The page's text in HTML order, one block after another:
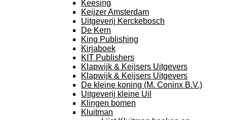
Keesing
Keijzer Amsterdam
Uitgeverij Kerckebosch
De Kern
King Publishing
Kirjaboek
KIT Publishers
Klapwijk & Keijsers Uitgevers
Klapwijk & Keijsers Uitgevers
De kleine koning (M. Coninx B.V.)
Uitgeverij kleine Uil
Klingen bomen
Kluitman